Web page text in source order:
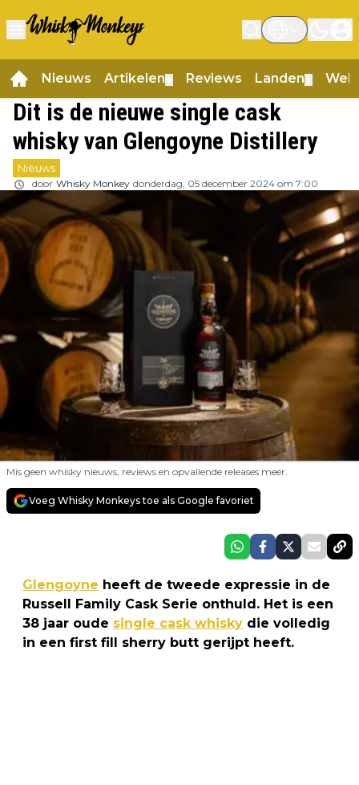
Nieuws Artikelen Reviews Landen
Dit is de nieuwe single cask
whisky van Glengoyne Distillery
Nieuws
door Whisky Monkey donderdag, 05 december 2024 om 7:00
Mis geen whisky nieuws, reviews en opvallende releases meer.
Voeg Whisky Monkeys toe als Google favoriet
Glengoyne heeft de tweede expressie in de
Russell Family Cask Serie onthuld. Het is een
38 jaar oude single cask whisky die volledig
in een first fill sherry butt gerijpt heeft.